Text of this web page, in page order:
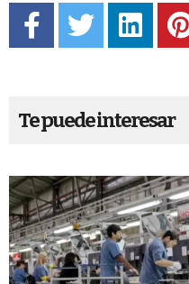
Te puede interesar